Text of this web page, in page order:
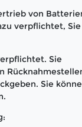
von
verpflichtet, Sie
Sie
Sie